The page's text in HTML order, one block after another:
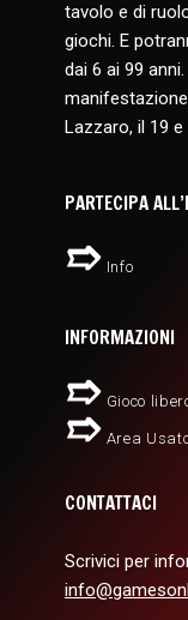
tavolo e di
giochi. E
dai 6 ai 99
Lazzaro, il 19
PARTECIPA
Info
INFORMAZIONI
Gioco
Area
CONTATTACI
Scrivici per